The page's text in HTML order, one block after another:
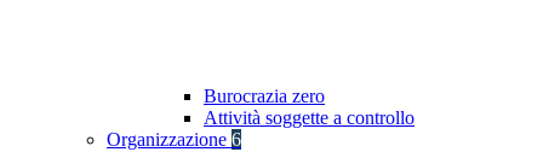
Burocrazia zero
Attività soggette a controllo
Organizzazione 6